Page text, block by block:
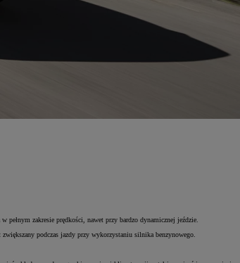
pełnym zakresie prędkości, nawet przy bardzo dynamicznej jeździe.
podczas jazdy przy wykorzystaniu silnika benzynowego.